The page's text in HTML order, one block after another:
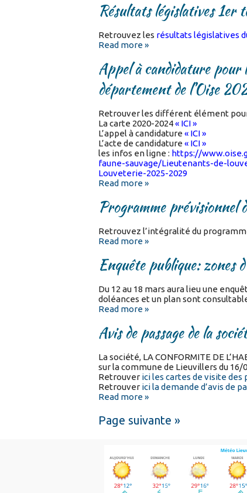
Résultats législatives 1er
Retrouvez les résultats législatives
Read more »
Appel à candidature pour
département de l’Oise
Retrouver les différent élément
La carte 2020-2024« ICI »
L’appel à candidature « ICI »
L’acte de candidature « ICI »
les infos en ligne : https://
faune-sauvage/Lieutenants-de-
Louveterie-2025-2029
Read more »
Programme prévisionnel
Retrouvez l’intégralité du
Read more »
Enquête publique: zones
Du 12 au 18 mars aura lieu une
doléances et un plan sont
Read more »
Avis de passage de la
La société, LA CONFORMITE DE
sur la commune de Lieuvillers du
Retrouver ici les cartes de visite des
Retrouver ici la demande d’avis de
Read more »
Page suivante »